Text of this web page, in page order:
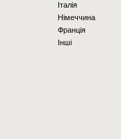
Італія
Німеччина
Франція
Інші